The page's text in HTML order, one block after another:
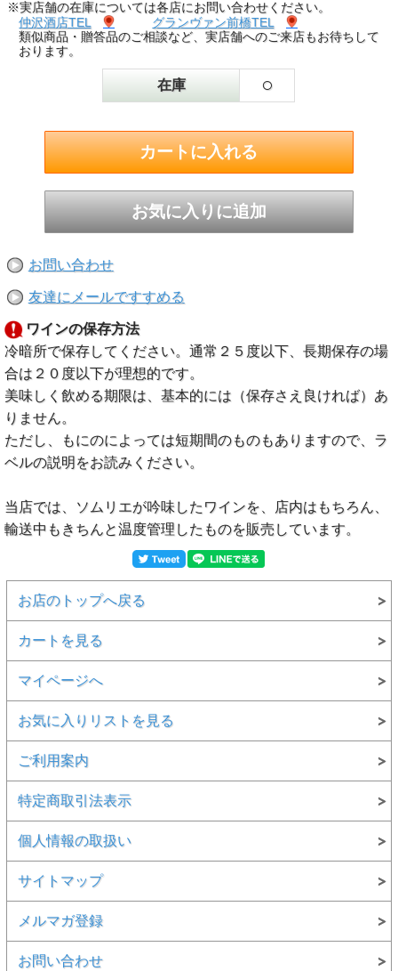
※実店舗の在庫については各店にお問い合わせください。
仲沢酒店TEL
グランヴァン前橋TEL
類似商品・贈答品のご相談など、実店舗へのご来店もお待ちして
おります。
在庫 ○
お問い合わせ
友達にメールですすめる
ワインの保存方法
冷暗所で保存してください。通常２５度以下、長期保存の場
合は２０度以下が理想的です。
美味しく飲める期限は、基本的には（保存さえ良ければ）あ
りません。
ただし、もにのによっては短期間のものもありますので、ラ
ベルの説明をお読みください。
当店では、ソムリエが吟味したワインを、店内はもちろん、
輸送中もきちんと温度管理したものを販売しています。
お店のトップへ戻る
カートを見る
マイページへ
お気に入りリストを見る
ご利用案内
特定商取引法表示
個人情報の取扱い
サイトマップ
メルマガ登録
お問い合わせ